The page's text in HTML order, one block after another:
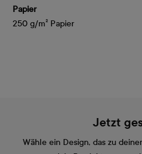
Papier
250 g/m² Papier
Jetzt
Wähle ein Design, das zu